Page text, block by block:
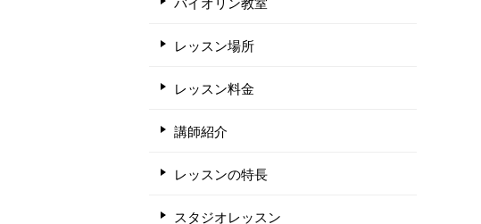
レッスン場所
レッスン料金
講師紹介
レッスンの特長
スタジオレッスン